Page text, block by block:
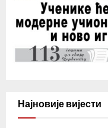
Најновије вијести